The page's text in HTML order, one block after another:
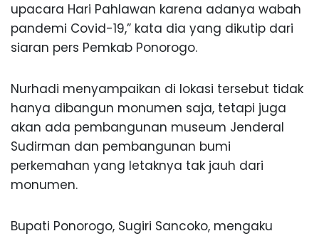
upacara Hari Pahlawan karena adanya wabah
pandemi Covid-19,” kata dia yang dikutip dari
siaran pers Pemkab Ponorogo.
Nurhadi menyampaikan di lokasi tersebut tidak
hanya dibangun monumen saja, tetapi juga
akan ada pembangunan museum Jenderal
Sudirman dan pembangunan bumi
perkemahan yang letaknya tak jauh dari
monumen.
Bupati Ponorogo, Sugiri Sancoko, mengaku